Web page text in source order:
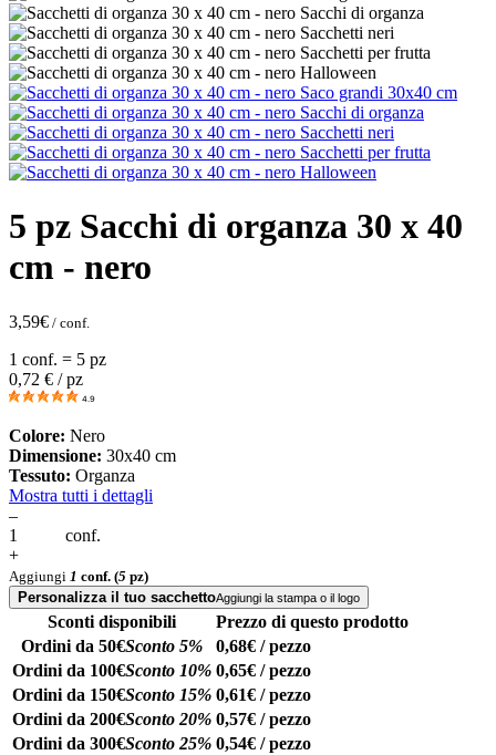
5 pz Sacchi di organza 30 x 40
cm - nero
3,59€ / conf.
1 conf. = 5 pz
0,72 € / pz
4.9
Colore: Nero
Dimensione: 30x40 cm
Tessuto: Organza
Mostra tutti i dettagli
–
conf.
+
Aggiungi 1 conf. (5 pz)
Personalizza il tuo sacchettoAggiungi la stampa o il logo
Sconti disponibili
Prezzo di questo prodotto
Ordini da 50€Sconto 5%
0,68€ / pezzo
Ordini da 100€Sconto 10% 0,65€ / pezzo
Ordini da 150€Sconto 15% 0,61€ / pezzo
Ordini da 200€Sconto 20% 0,57€ / pezzo
Ordini da 300€Sconto 25% 0,54€ / pezzo